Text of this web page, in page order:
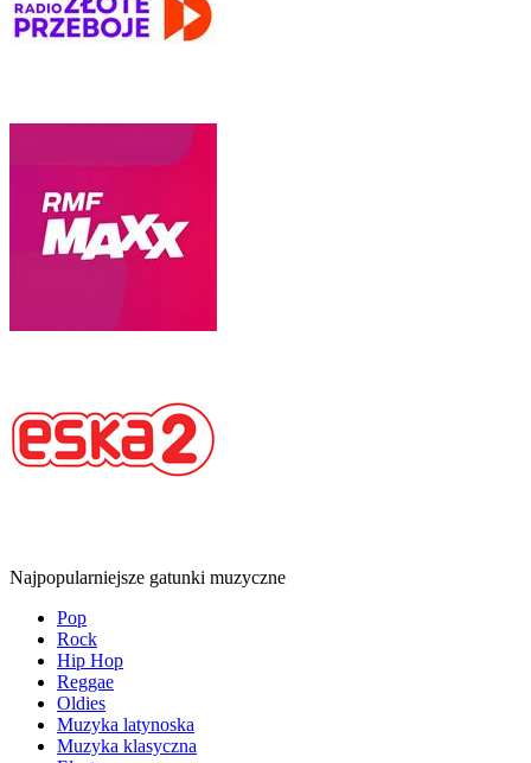
Najpopularniejsze gatunki muzyczne
Pop
Rock
Hip Hop
Reggae
Oldies
Muzyka latynoska
Muzyka klasyczna